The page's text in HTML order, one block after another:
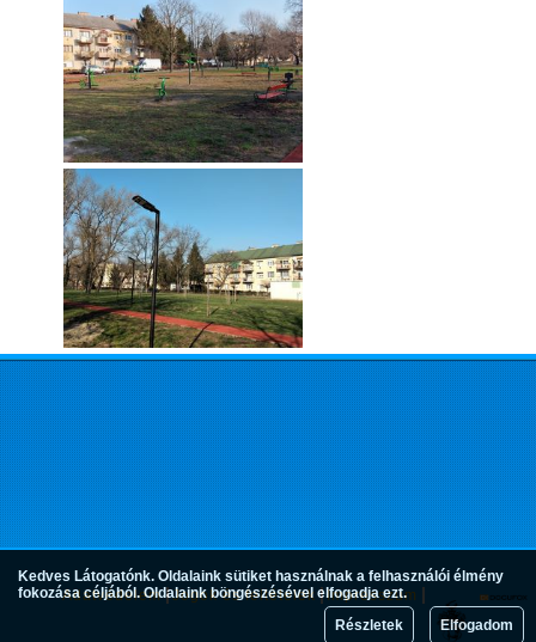
Impresszum
Jogok és feltételek
Adatvédelem
Kedves Látogatónk. Oldalaink sütiket használnak a felhasználói élmény
fokozása céljából. Oldalaink böngészésével elfogadja ezt.
Részletek
Elfogadom